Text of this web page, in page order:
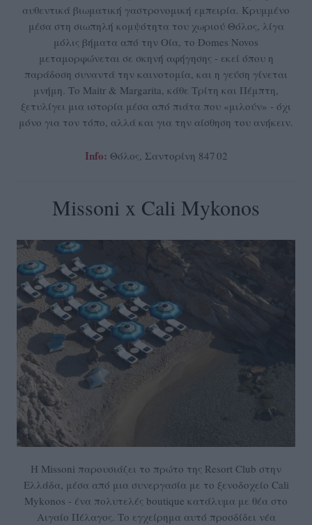
αυθεντικά βιωματική γαστρονομική εμπειρία. Κρυμμένο
μέσα στη σιωπηλή κομψότητα του χωριού Θόλος, λίγα
μόλις βήματα από την Οία, το Domes Novos
μεταμορφώνεται σε σκηνή αφήγησης - εκεί όπου η
παράδοση συναντά την καινοτομία, και η γεύση γίνεται
μνήμη. Το Maitr & Margarita, κάθε Τρίτη και Πέμπτη,
ξετυλίγει μια ιστορία μέσα από πιάτα που «μιλούν» - όχι
μόνο για τον τόπο, αλλά και για την αίσθηση του ανήκειν.
Info: Θόλος, Σαντορίνη 847 02
Missoni x Cali Mykonos
Η Missoni παρουσιάζει το πρώτο της Resort Club στην
Ελλάδα, μέσα από μια συνεργασία με το ξενοδοχείο Cali
Mykonos - ένα πολυτελές boutique κατάλυμα με θέα στο
Αιγαίο Πέλαγος. Το εγχείρημα αυτό προσδίδει νέα